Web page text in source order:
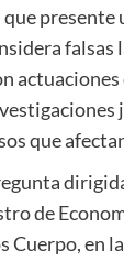
que
falsas
que
de
Cuerpo, en